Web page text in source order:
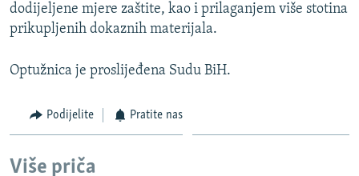
dodijeljene mjere zaštite, kao i prilaganjem više stotina
prikupljenih dokaznih materijala.
Optužnica je proslijeđena Sudu BiH.
Podijelite Pratite nas
Više priča